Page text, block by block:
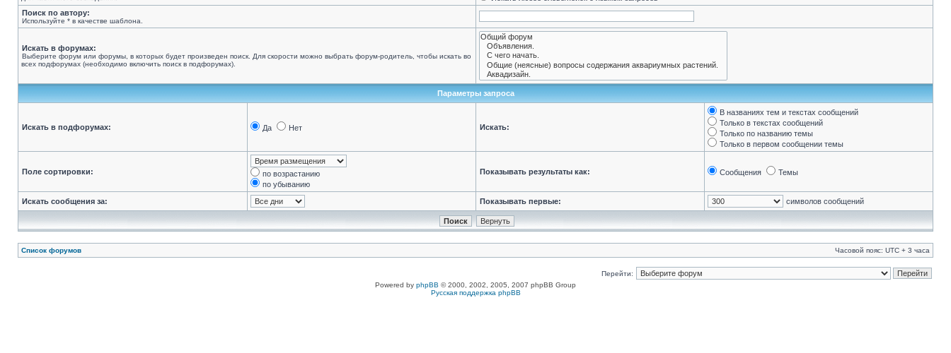
Поиск по автору:
Используйте * в качестве шаблона.
Искать в форумах:
Выберите форум или форумы, в которых будет произведен поиск. Для скорости можно выбрать форум-родитель, чтобы искать во
всех подфорумах (необходимо включить поиск в подфорумах).
Параметры запроса
Искать в подфорумах: Да Нет Искать:
В названиях тем и текстах сообщений
Только в текстах сообщений
Только по названию темы
Только в первом сообщении темы
Поле сортировки:
по возрастанию
по убыванию
Показывать результаты как: Сообщения Темы
Искать сообщения за: Показывать первые: символов сообщений
Список форумов Часовой пояс: UTC + 3 часа
Перейти:
Powered by phpBB © 2000, 2002, 2005, 2007 phpBB Group
Русская поддержка phpBB